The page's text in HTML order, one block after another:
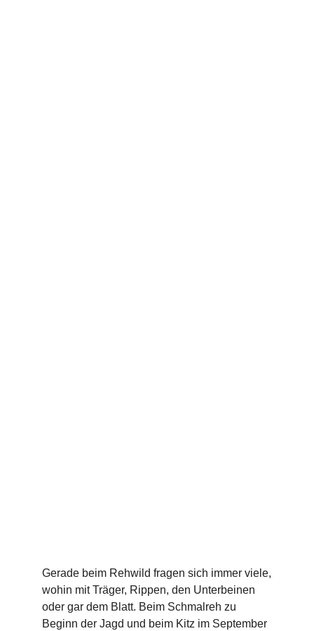
Gerade beim Rehwild fragen sich immer viele,
wohin mit Träger, Rippen, den Unterbeinen
oder gar dem Blatt. Beim Schmalreh zu
Beginn der Jagd und beim Kitz im September